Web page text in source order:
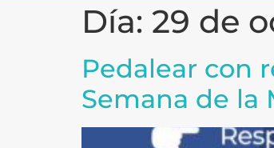
Día: 29 de
Pedalear con
Semana de la